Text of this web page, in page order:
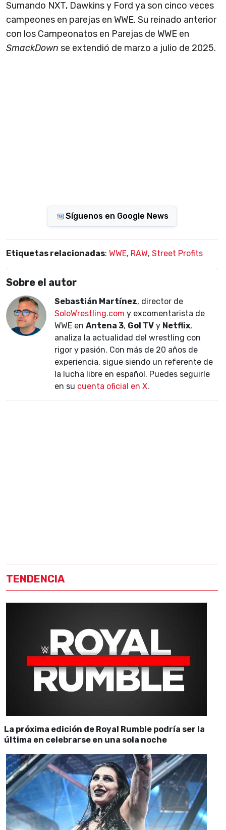
Sumando NXT, Dawkins y Ford ya son cinco veces
campeones en parejas en WWE. Su reinado anterior
con los Campeonatos en Parejas de WWE en
SmackDown se extendió de marzo a julio de 2025.
Síguenos en Google News
Etiquetas relacionadas: WWE, RAW, Street Profits
Sobre el autor
Sebastián Martínez, director de
SoloWrestling.com y excomentarista de
WWE en Antena 3, Gol TV y Netflix,
analiza la actualidad del wrestling con
rigor y pasión. Con más de 20 años de
experiencia, sigue siendo un referente de
la lucha libre en español. Puedes seguirle
en su cuenta oficial en X.
TENDENCIA
La próxima edición de Royal Rumble podría ser la
última en celebrarse en una sola noche